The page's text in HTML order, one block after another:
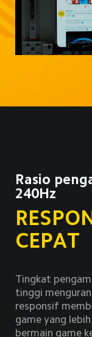
Rasio
240Hz
CEPAT
Tingkat
tinggi
responsif
game yang
bermain game